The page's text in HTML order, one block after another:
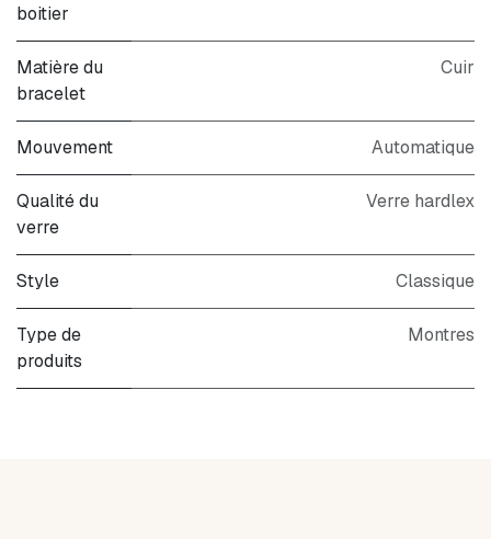
boitier
Matière du
bracelet
Cuir
Mouvement Automatique
Qualité du
verre
Verre hardlex
Style Classique
Type de
produits
Montres